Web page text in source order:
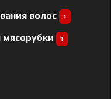
волос 1
мясорубки 1